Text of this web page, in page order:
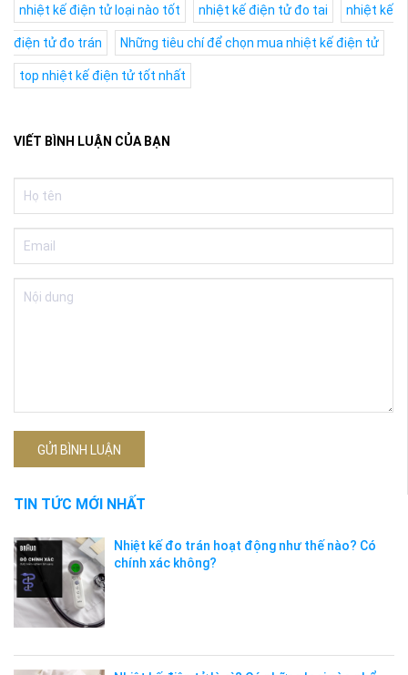
nhiệt kế điện tử loại nào tốt nhiệt kế điện tử đo tai nhiệt kế
điện tử đo trán Những tiêu chí để chọn mua nhiệt kế điện tử
top nhiệt kế điện tử tốt nhất
VIẾT BÌNH LUẬN CỦA BẠN
GỬI BÌNH LUẬN
TIN TỨC MỚI NHẤT
Nhiệt kế đo trán hoạt động như thế nào? Có
chính xác không?